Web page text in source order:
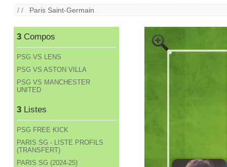
/ / Paris Saint-Germain
3 Compos
PSG VS LENS
PSG VS ASTON VILLA
PSG VS MANCHESTER
UNITED
3 Listes
PSG FREE KICK
PARIS SG - LISTE PROFILS
(TRANSFERT)
PARIS SG (2024-25)